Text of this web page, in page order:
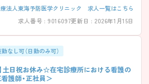
法人東海予防医学クリニック 求人一覧はこちら
求人番号 : 9016097更新日 : 2026年1月15日
なし可（日勤のみ可）
土日祝お休み☆在宅診療所における看護の
護師・正社員＞